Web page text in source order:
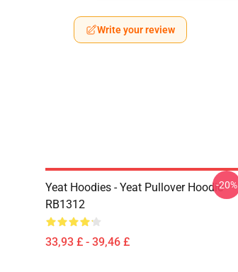
Write your review
Yeat Hoodies - Yeat Pullover Hoodie
RB1312
33,93 £ - 39,46 £
-20%